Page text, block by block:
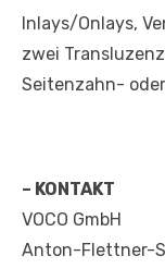
Inlays/Onlays,
zwei
Seitenzahn-
– KONTAKT
VOCO GmbH
Anton-Flettner-